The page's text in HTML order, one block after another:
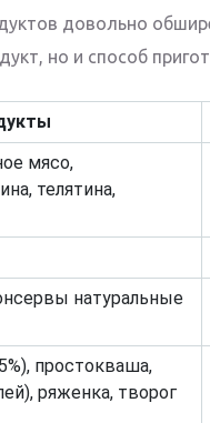
довольно
но и способ
мясо,
телятина,
натуральные
простокваша,
ряженка, творог